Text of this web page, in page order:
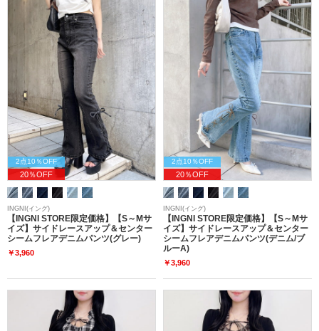
2点10％OFF
20％OFF
INGNI(イング)
【INGNI STORE限定価格】【S～Mサ
イズ】サイドレースアップ＆センター
シームフレアデニムパンツ(グレー)
￥3,960
2点10％OFF
20％OFF
INGNI(イング)
【INGNI STORE限定価格】【S～Mサ
イズ】サイドレースアップ＆センター
シームフレアデニムパンツ(デニム/ブ
ルーA)
￥3,960